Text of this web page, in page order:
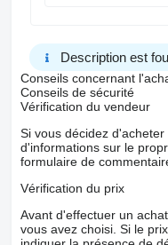
Description est
Conseils concernant
Conseils de sécurité
Vérification du vendeur
Si vous décidez
d'informations sur le
formulaire de
Vérification du prix
Avant d'effectuer un
vous avez choisi. Si le